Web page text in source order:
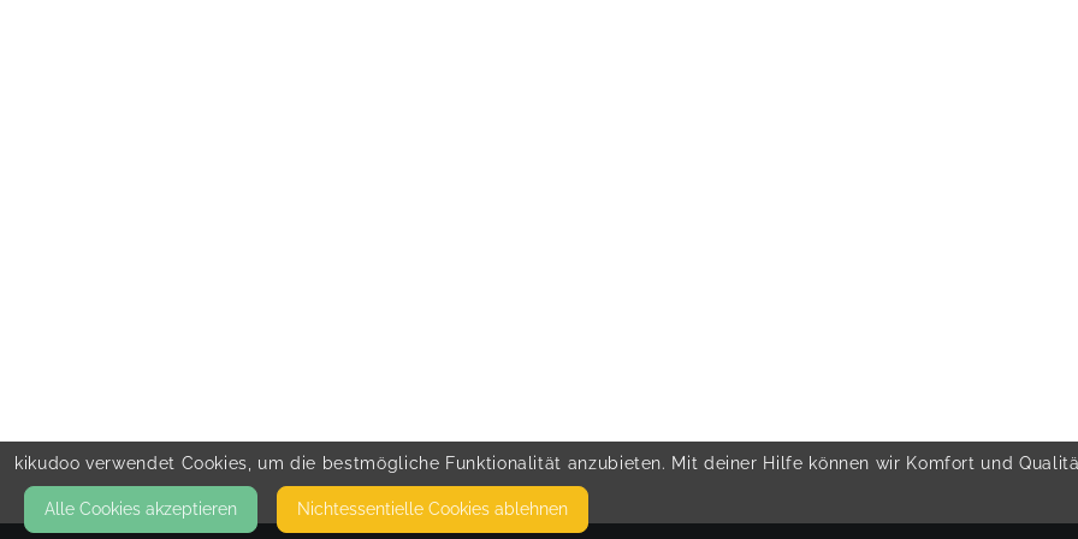
kikudoo verwendet Cookies, um die bestmögliche Funktionalität anzubieten. Mit deiner Hilfe können wir Komfort und
Alle Cookies akzeptieren Nicht­essentielle Cookies ablehnen